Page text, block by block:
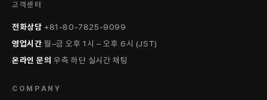
고객센터
전화상담 +81-80-7825-9099
영업시간 월–금 오후 1시 – 오후 6시 (JST)
온라인 문의 우측 하단 실시간 채팅
COMPANY